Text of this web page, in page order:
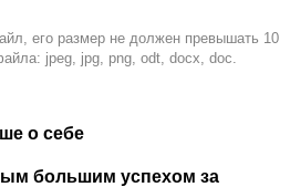
его размер не должен превышать 10
jpeg, jpg, png, odt, docx, doc.
о себе
большим успехом за